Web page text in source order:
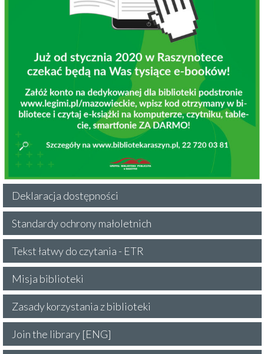
Deklaracja dostępności
Standardy ochrony małoletnich
Tekst łatwy do czytania - ETR
Misja biblioteki
Zasady korzystania z biblioteki
Join the library [ENG]